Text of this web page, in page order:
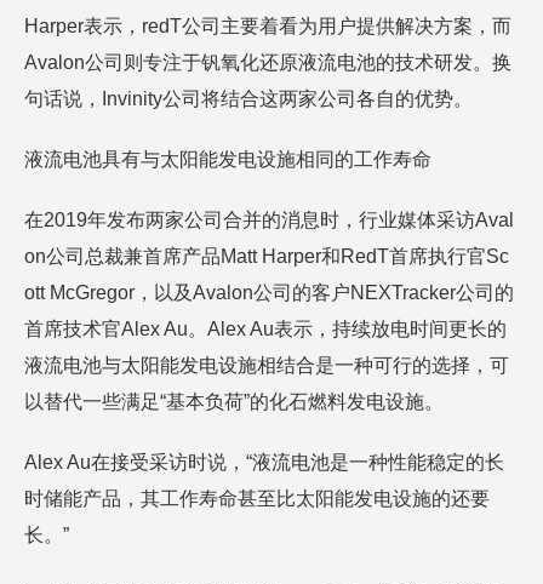
Harper表示，redT公司主要着看为用户提供解决方案，而
Avalon公司则专注于钒氧化还原液流电池的技术研发。换
句话说，Invinity公司将结合这两家公司各自的优势。
液流电池具有与太阳能发电设施相同的工作寿命
在2019年发布两家公司合并的消息时，行业媒体采访Aval
on公司总裁兼首席产品Matt Harper和RedT首席执行官Sc
ott McGregor，以及Avalon公司的客户NEXTracker公司的
首席技术官Alex Au。Alex Au表示，持续放电时间更长的
液流电池与太阳能发电设施相结合是一种可行的选择，可
以替代一些满足“基本负荷”的化石燃料发电设施。
Alex Au在接受采访时说，“液流电池是一种性能稳定的长
时储能产品，其工作寿命甚至比太阳能发电设施的还要
长。”